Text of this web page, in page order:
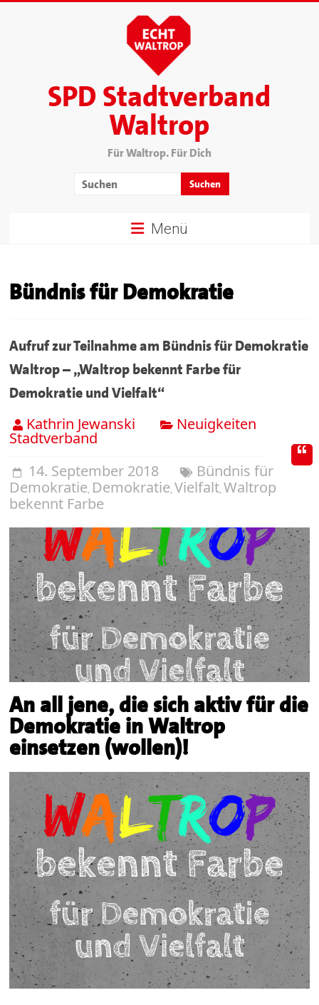
SPD Stadtverband
Waltrop
Für Waltrop. Für Dich
Menü
Bündnis für Demokratie
Aufruf zur Teilnahme am Bündnis für Demokratie
Waltrop – „Waltrop bekennt Farbe für
Demokratie und Vielfalt“
Kathrin Jewanski Neuigkeiten
Stadtverband
14. September 2018
Bündnis für
Demokratie, Demokratie, Vielfalt, Waltrop
bekennt Farbe
An all jene, die sich aktiv für die
Demokratie in Waltrop
einsetzen (wollen)!